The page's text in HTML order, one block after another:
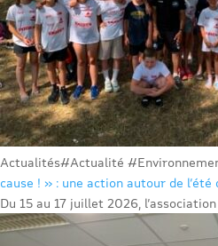
Actualités#Actualité
cause ! » : une action autour de l’été
Du 15 au 17 juillet 2026, l’association